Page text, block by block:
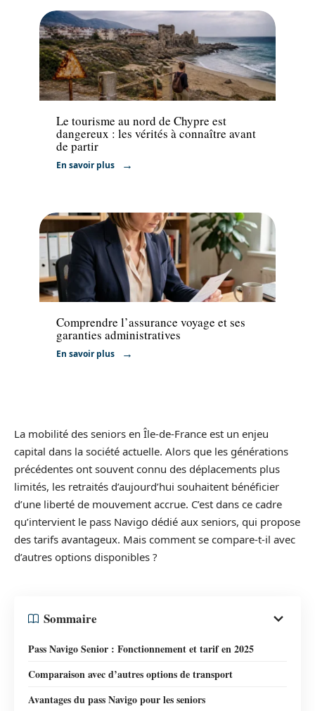
Voyage
Le tourisme au nord de Chypre est
dangereux : les vérités à connaître avant
de partir
En savoir plus
Administratif
Comprendre l’assurance voyage et ses
garanties administratives
En savoir plus
La mobilité des seniors en Île-de-France est un enjeu
capital dans la société actuelle. Alors que les générations
précédentes ont souvent connu des déplacements plus
limités, les retraités d’aujourd’hui souhaitent bénéficier
d’une liberté de mouvement accrue. C’est dans ce cadre
qu’intervient le pass Navigo dédié aux seniors, qui propose
des tarifs avantageux. Mais comment se compare-t-il avec
d’autres options disponibles ?
Sommaire
Pass Navigo Senior : Fonctionnement et tarif en 2025
Comparaison avec d’autres options de transport
Avantages du pass Navigo pour les seniors